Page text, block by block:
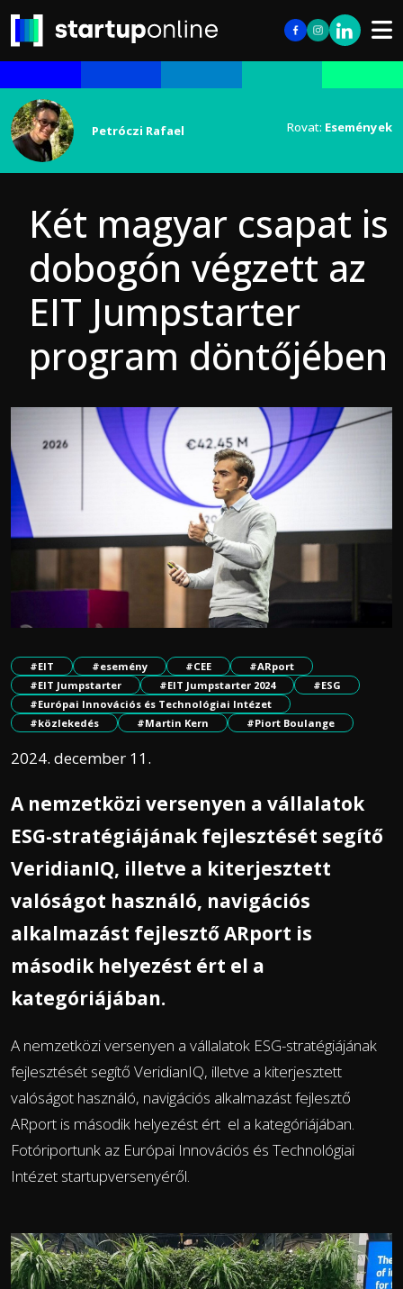
Petróczi Rafael Rovat: Események
Két magyar csapat is
dobogón végzett az
EIT Jumpstarter
program döntőjében
#EIT #esemény #CEE
#ARport
#EIT Jumpstarter
#EIT Jumpstarter 2024
#ESG
#Európai Innovációs és Technológiai Intézet
#közlekedés
#Martin Kern #Piort Boulange
2024. december 11.
A nemzetközi versenyen a vállalatok
ESG-stratégiájának fejlesztését segítő
VeridianIQ, illetve a kiterjesztett
valóságot használó, navigációs
alkalmazást fejlesztő ARport is
második helyezést ért el a
kategóriájában.
A nemzetközi versenyen a vállalatok ESG-stratégiájának
fejlesztését segítő VeridianIQ, illetve a kiterjesztett
valóságot használó, navigációs alkalmazást fejlesztő
ARport is második helyezést ért el a kategóriájában.
Fotóriportunk az Európai Innovációs és Technológiai
Intézet startupversenyéről.